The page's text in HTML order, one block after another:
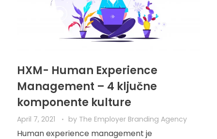
HXM- Human Experience
Management – 4 ključne
komponente kulture
April 7, 2021 by The Employer Branding Agency
Human experience management je